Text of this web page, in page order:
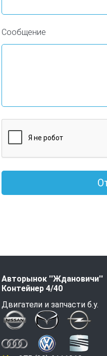
Сообщение
Авторынок ''Ждановичи''
Контейнер 4/40
Двигатели и запчасти б.у.